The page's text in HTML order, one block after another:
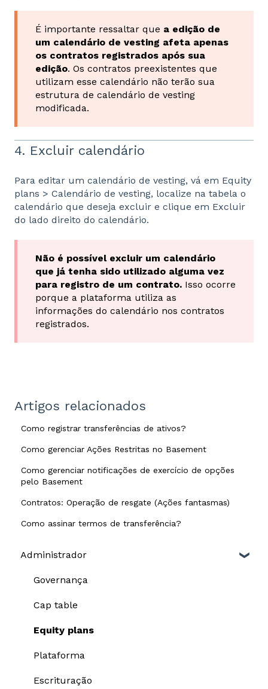
É importante ressaltar que a edição de
um calendário de vesting afeta apenas
os contratos registrados após sua
edição. Os contratos preexistentes que
utilizam esse calendário não terão sua
estrutura de calendário de vesting
modificada.
4. Excluir calendário
Para editar um calendário de vesting, vá em Equity
plans > Calendário de vesting, localize na tabela o
calendário que deseja excluir e clique em Excluir
do lado direito do calendário.
Não é possível excluir um calendário
que já tenha sido utilizado alguma vez
para registro de um contrato. Isso ocorre
porque a plataforma utiliza as
informações do calendário nos contratos
registrados.
Artigos relacionados
Como registrar transferências de ativos?
Como gerenciar Ações Restritas no Basement
Como gerenciar notificações de exercício de opções
pelo Basement
Contratos: Operação de resgate (Ações fantasmas)
Como assinar termos de transferência?
Administrador
Governança
Cap table
Equity plans
Plataforma
Escrituração